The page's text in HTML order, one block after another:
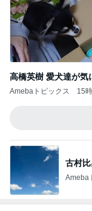
高橋英樹 愛犬達が気
Amebaトピックス 15
古村
Ameba